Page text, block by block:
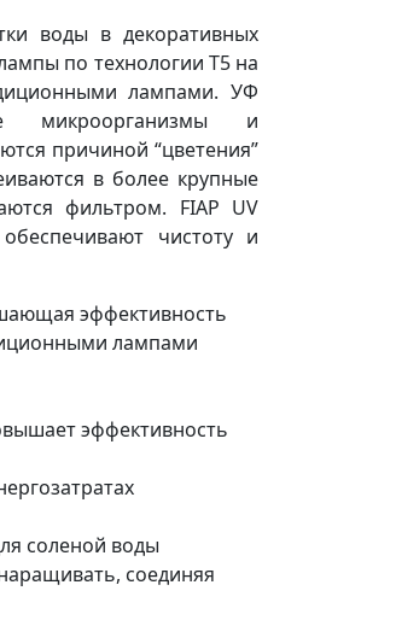
воды в декоративных
по технологии Т5 на
лампами. УФ
микроорганизмы и
причиной “цветения”
в более крупные
фильтром. FIAP UV
обеспечивают чистоту и
эффективность
лампами
эффективность
соленой воды
соединяя